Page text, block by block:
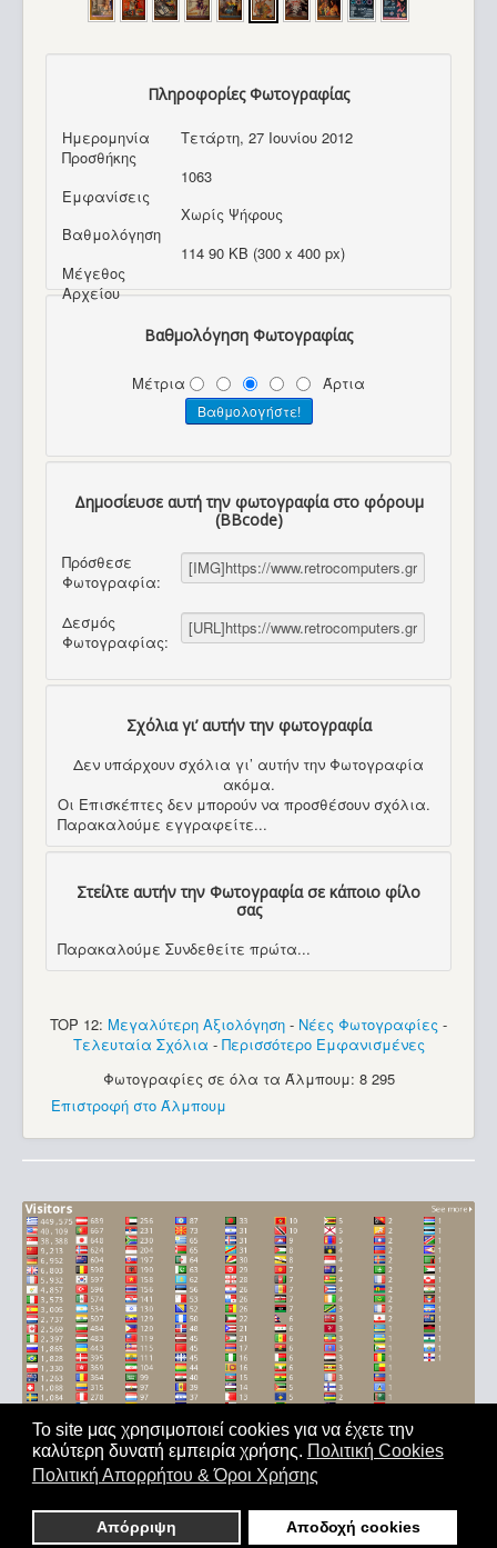
Το site μας χρησιμοποιεί cookies για να έχετε την
καλύτερη δυνατή εμπειρία χρήσης. Πολιτική Cookies
Πολιτική Απορρήτου & Όροι Χρήσης
Απόρριψη Αποδοχή cookies
Πληροφορίες Φωτογραφίας
Ημερομηνία
Προσθήκης
Τετάρτη, 27 Ιουνίου 2012
Εμφανίσεις
1063
Βαθμολόγηση
Χωρίς Ψήφους
Μέγεθος
Αρχείου
114 90 KB (300 x 400 px)
Βαθμολόγηση Φωτογραφίας
Μέτρια Άρτια
Δημοσίευσε αυτή την φωτογραφία στο φόρουμ
(BBcode)
Πρόσθεσε
Φωτογραφία:
Δεσμός
Φωτογραφίας:
Σχόλια γι’ αυτήν την φωτογραφία
Δεν υπάρχουν σχόλια γι’ αυτήν την Φωτογραφία
ακόμα.
Οι Επισκέπτες δεν μπορούν να προσθέσουν σχόλια.
Παρακαλούμε εγγραφείτε...
Στείλτε αυτήν την Φωτογραφία σε κάποιο φίλο
σας
Παρακαλούμε Συνδεθείτε πρώτα...
TOP 12: Μεγαλύτερη Αξιολόγηση - Νέες Φωτογραφίες -
Τελευταία Σχόλια - Περισσότερο Εμφανισμένες
Φωτογραφίες σε όλα τα Άλμπουμ: 8 295
Επιστροφή στο Άλμπουμ
Αρχική|'Οροι Χρήσης|Επικοινωνία
παντός δικαιώματος